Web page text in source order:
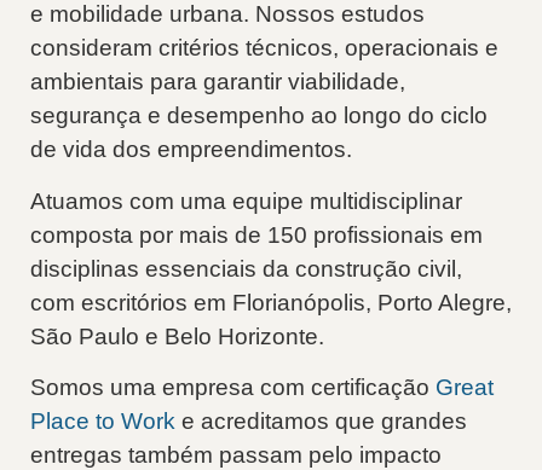
e mobilidade urbana. Nossos estudos
consideram critérios técnicos, operacionais e
ambientais para garantir viabilidade,
segurança e desempenho ao longo do ciclo
de vida dos empreendimentos.
Atuamos com uma equipe multidisciplinar
composta por mais de 150 profissionais em
disciplinas essenciais da construção civil,
com escritórios em Florianópolis, Porto Alegre,
São Paulo e Belo Horizonte.
Somos uma empresa com certificação Great
Place to Work e acreditamos que grandes
entregas também passam pelo impacto